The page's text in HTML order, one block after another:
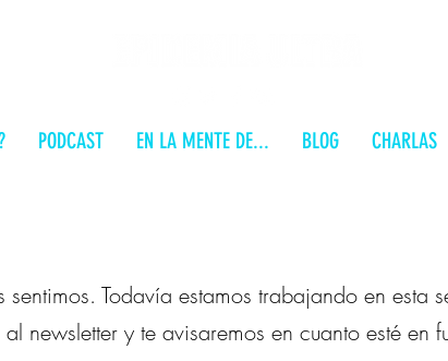
PODCAST EN LA MENTE DE... BLOG CHARLAS
sentimos. Todavía estamos trabajando en esta
al newsletter y te avisaremos en cuanto esté en